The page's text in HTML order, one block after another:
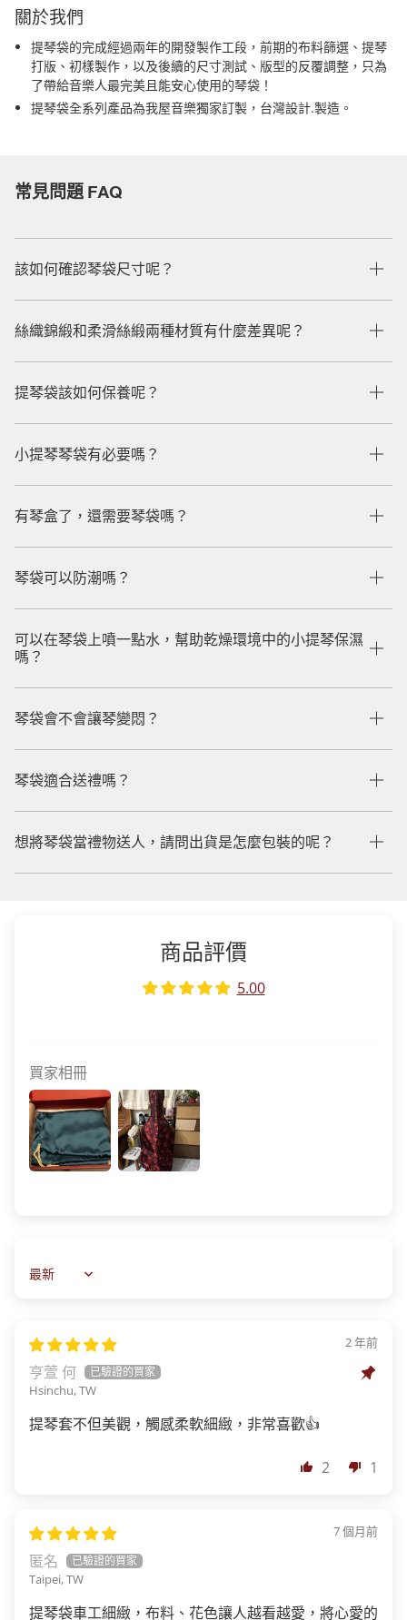
關於我們
提琴袋的完成經過兩年的開發製作工段，前期的布料篩選、提琴
打版、初樣製作，以及後續的尺寸測試、版型的反覆調整，只為
了帶給音樂人最完美且能安心使用的琴袋！
提琴袋全系列產品為我屋音樂獨家訂製，台灣設計.製造。
常見問題 FAQ
該如何確認琴袋尺寸呢？
絲織錦緞和柔滑絲緞兩種材質有什麼差異呢？
提琴袋該如何保養呢？
小提琴琴袋有必要嗎？
有琴盒了，還需要琴袋嗎？
琴袋可以防潮嗎？
可以在琴袋上噴一點水，幫助乾燥環境中的小提琴保濕
嗎？
琴袋會不會讓琴變悶？
琴袋適合送禮嗎？
想將琴袋當禮物送人，請問出貨是怎麼包裝的呢？
商品評價
5.00
買家相冊
Sort by
2 年前
亨萱 何
Hsinchu, TW
提琴套不但美觀，觸感柔軟細緻，非常喜歡👍
2 1
7 個月前
匿名
Taipei, TW
提琴袋車工細緻，布料、花色讓人越看越愛，將心愛的